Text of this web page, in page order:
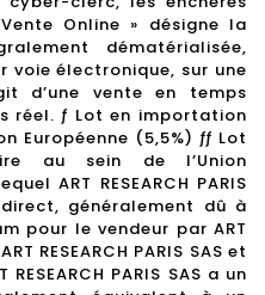
Online » désigne la
dématérialisée,
voie électronique, sur une
d’une vente en temps
réel. ƒ Lot en importation
Européenne (5,5%) ƒƒ Lot
au sein de l’Union
ART RESEARCH PARIS
généralement dû à
pour le vendeur par ART
RESEARCH PARIS SAS et
PARIS SAS a un